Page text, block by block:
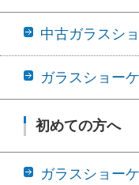
中古ガラスシ
ガラスショー
初めての方へ
ガラスショー